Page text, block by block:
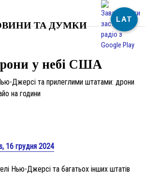
ТА ДУМКИ
у небі США
Джерсі та прилеглими штатами: дрони
на години
16 грудня 2024
Нью-Джерсі та багатьох інших штатів
LAT